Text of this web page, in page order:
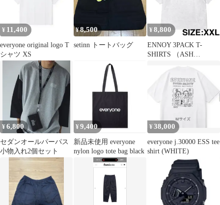
¥ 11,400
everyone original logo T
シャツ XS
¥8,500
setinn トートバッグ
¥ 8,800
ENNOY 3PACK T-
SHIRTS （ASH
¥6,800
セダンオールパーパス
小物入れ2個セット
¥ 9,400
新品未使用 everyone
nylon logo tote bag black
¥38,000
everyone j.30000 ESS tee
shirt (WHITE)